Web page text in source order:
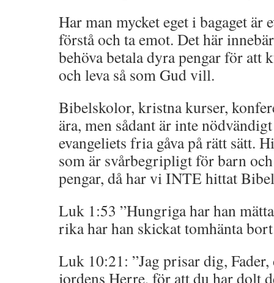
Har man mycket eget i bagaget är
förstå och ta emot. Det här
behöva betala dyra pengar för att
och leva så som Gud vill.
Bibelskolor, kristna kurser,
ära, men sådant är inte
evangeliets fria gåva på rätt sätt.
som är svårbegripligt för barn
pengar, då har vi INTE hittat
Luk 1:53 ”Hungriga har han
rika har han skickat tomhänta
Luk 10:21: ”Jag prisar dig,
jordens Herre, för att du har dolt